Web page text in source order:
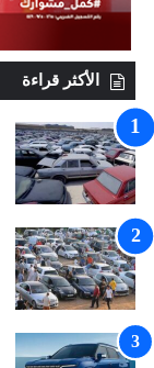
الأكثر قراءة